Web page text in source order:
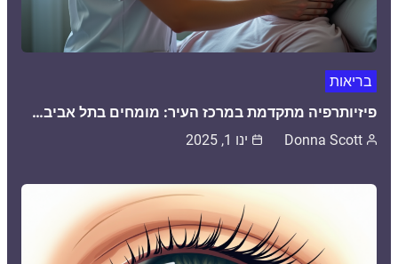
בריאות
פיזיותרפיה מתקדמת במרכז העיר: מומחים בתל אביב…
Donna Scott ינו 1, 2025